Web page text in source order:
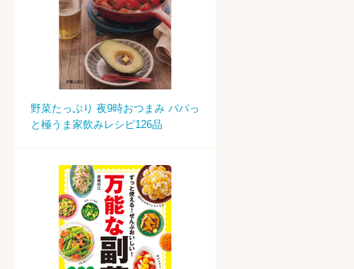
野菜たっぷり 夜9時おつまみ パパっ
と極うま家飲みレシピ126品